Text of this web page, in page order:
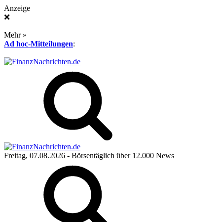
Anzeige
❌
Mehr »
Ad hoc-Mitteilungen:
Freitag, 07.08.2026 - Börsentäglich über 12.000 News